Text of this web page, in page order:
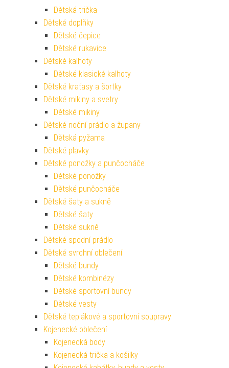
Dětská trička
Dětské doplňky
Dětské čepice
Dětské rukavice
Dětské kalhoty
Dětské klasické kalhoty
Dětské kraťasy a šortky
Dětské mikiny a svetry
Dětské mikiny
Dětské noční prádlo a župany
Dětská pyžama
Dětské plavky
Dětské ponožky a punčocháče
Dětské ponožky
Dětské punčocháče
Dětské šaty a sukně
Dětské šaty
Dětské sukně
Dětské spodní prádlo
Dětské svrchní oblečení
Dětské bundy
Dětské kombinézy
Dětské sportovní bundy
Dětské vesty
Dětské teplákové a sportovní soupravy
Kojenecké oblečení
Kojenecká body
Kojenecká trička a košilky